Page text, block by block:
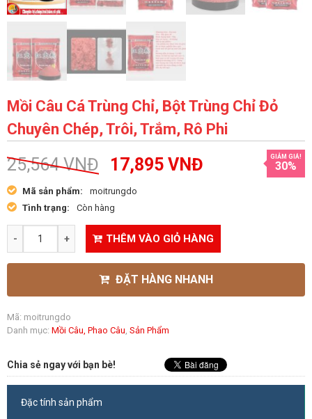
Mồi Câu Cá Trùng Chỉ, Bột Trùng Chỉ Đỏ
Chuyên Chép, Trôi, Trắm, Rô Phi
25,564VNĐ 17,895 VNĐ GIẢM GIÁ!
30%
Mã sản phẩm:
moitrungdo
Tình trạng:
Còn hàng
THÊM VÀO GIỎ HÀNG
ĐẶT HÀNG NHANH
Mã: moitrungdo
Danh mục: Mồi Câu, Phao Câu, Sản Phẩm
Chia sẻ ngay với bạn bè!
Đặc tính sản phẩm